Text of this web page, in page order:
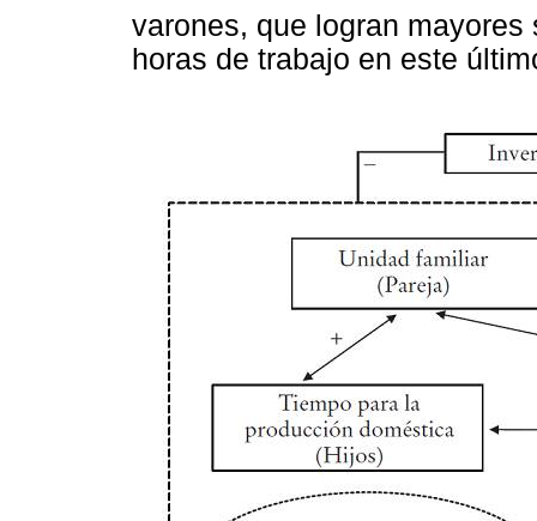
varones, que logran
horas de trabajo en este